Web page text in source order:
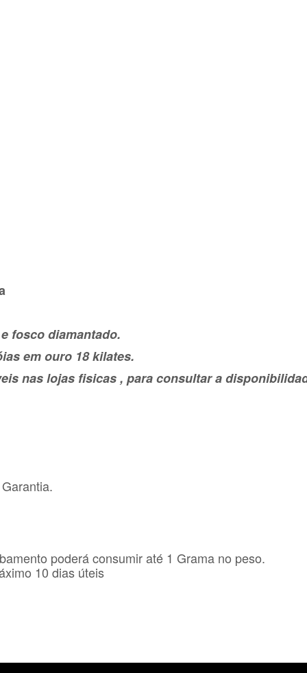
fosco diamantado.
em ouro 18 kilates.
nas lojas fisicas , para consultar a
poderá consumir até 1 Grama no peso.
10 dias úteis